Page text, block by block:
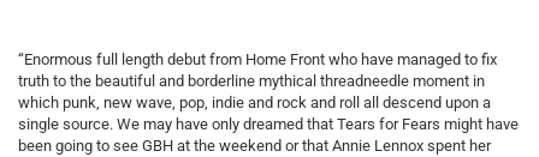
“Enormous full length debut from Home Front who have managed to fix
truth to the beautiful and borderline mythical threadneedle moment in
which punk, new wave, pop, indie and rock and roll all descend upon a
single source. We may have only dreamed that Tears for Fears might have
been going to see GBH at the weekend or that Annie Lennox spent her